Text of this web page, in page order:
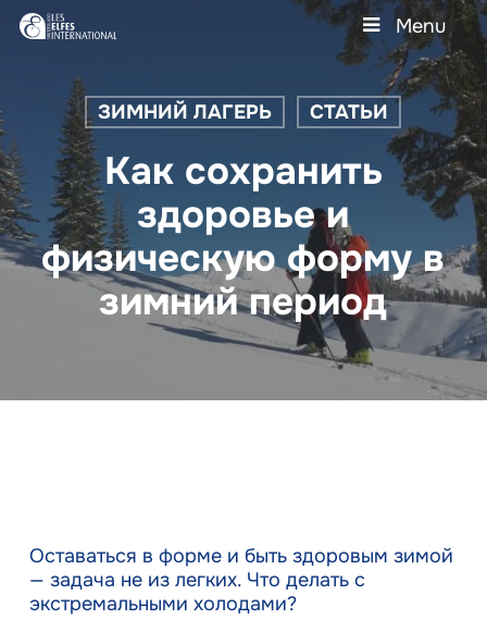
Skip
Menu
ЗИМНИЙ ЛАГЕРЬ СТАТЬИ
Как сохранить
здоровье и
физическую форму в
зимний период
Оставаться в форме и быть здоровым зимой
— задача не из легких. Что делать с
экстремальными холодами?
Close
Menu